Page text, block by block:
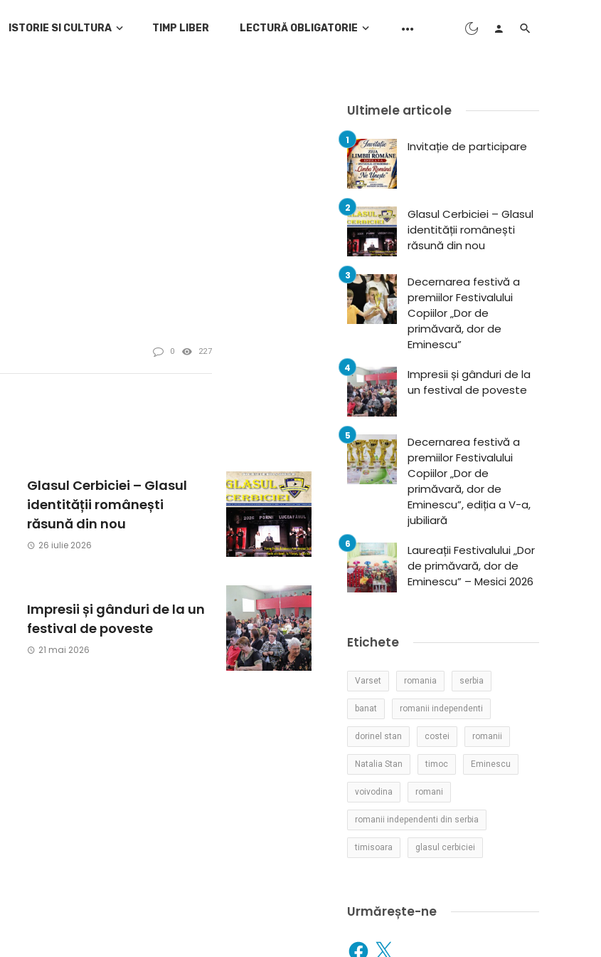
ISTORIE SI CULTURA TIMP LIBER LECTURĂ OBLIGATORIE
0 227
Glasul Cerbiciei – Glasul
identității românești
răsună din nou
26 iulie 2026
Impresii și gânduri de la un
festival de poveste
21 mai 2026
Ultimele articole
Invitație de participare
Glasul Cerbiciei – Glasul
identității românești
răsună din nou
Decernarea festivă a
premiilor Festivalului
Copiilor „Dor de
primăvară, dor de
Eminescu”
Impresii și gânduri de la
un festival de poveste
Decernarea festivă a
premiilor Festivalului
Copiilor „Dor de
primăvară, dor de
Eminescu”, ediția a V-a,
jubiliară
Laureații Festivalului „Dor
de primăvară, dor de
Eminescu” – Mesici 2026
Etichete
Varset romania serbia
banat romanii independenti
dorinel stan costei romanii
Natalia Stan timoc Eminescu
voivodina romani
romanii independenti din serbia
timisoara glasul cerbiciei
Urmărește-ne
Facebook
X